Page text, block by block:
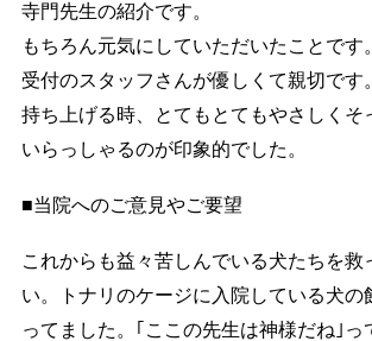
寺門先生の紹介です。
もちろん元気にしていただいたことです。
受付のスタッフさんが優しくて親切です
持ち上げる時、とてもとてもやさしくそ
いらっしゃるのが印象的でした。
■当院へのご意見やご要望
これからも益々苦しんでいる犬たちを救
い。トナリのケージに入院している犬の
ってました。｢ここの先生は神様だね｣っ